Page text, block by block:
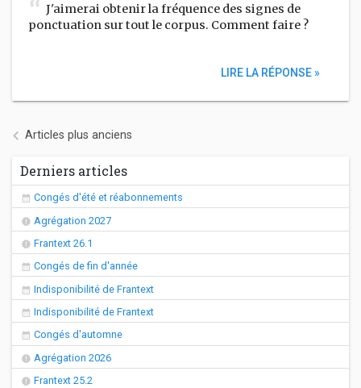
J'aimerai obtenir la fréquence des signes de
ponctuation sur tout le corpus. Comment faire ?
LIRE LA RÉPONSE »
Navigation des articles
Articles plus anciens
Derniers articles
Congés d'été et réabonnements
Agrégation 2027
Frantext 26.1
Congés de fin d'année
Indisponibilité de Frantext
Indisponibilité de Frantext
Congés d'automne
Agrégation 2026
Frantext 25.2